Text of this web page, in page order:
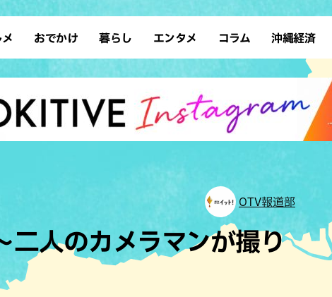
ン 沖縄そば
ウト カフェ
和食・日本料理
・焼肉 焼鳥・串料理
肉料理 居酒屋・バー
イキング
おでかけ
デート ドライブ
散歩 ソロ活
サウナ 公園
暮らし
レシピ SDGs
ファッション ローカルニュース
沖縄移住 沖縄旧暦行事
エンタメ
スポーツ 占い
タレント・芸人 テレビ
コラム 沖縄経済
OTV報道部
二人のカメラマンが撮り